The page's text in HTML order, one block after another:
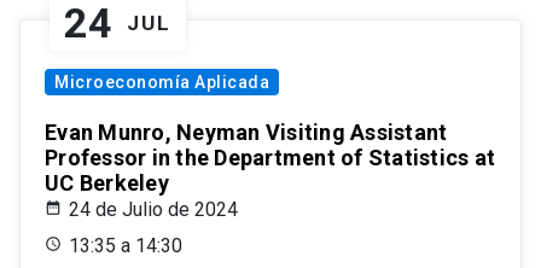
24 JUL
Microeconomía Aplicada
Evan Munro, Neyman Visiting Assistant
Professor in the Department of Statistics at
UC Berkeley
24 de Julio de 2024
13:35 a 14:30